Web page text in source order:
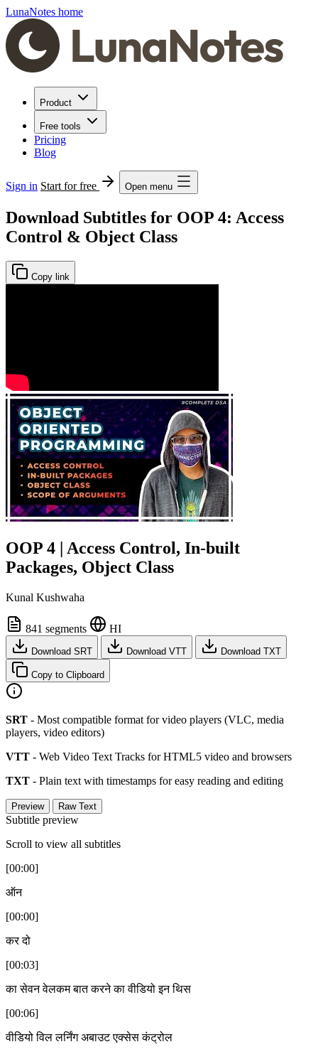
LunaNotes home
Product
Free tools
Pricing
Blog
Sign in Start for free Open menu
Download Subtitles for OOP 4: Access
Control & Object Class
Copy link
OOP 4 | Access Control, In-built
Packages, Object Class
Kunal Kushwaha
841 segments HI
Download SRT Download VTT Download TXT
Copy to Clipboard
SRT - Most compatible format for video players (VLC, media
players, video editors)
VTT - Web Video Text Tracks for HTML5 video and browsers
TXT - Plain text with timestamps for easy reading and editing
Preview Raw Text
Subtitle preview
Scroll to view all subtitles
[00:00]
ऑन
[00:00]
कर दो
[00:03]
का सेवन वेलकम बात करने का वीडियो इन थिस
[00:06]
वीडियो विल लर्निंग अबाउट एक्सेस कंट्रोल